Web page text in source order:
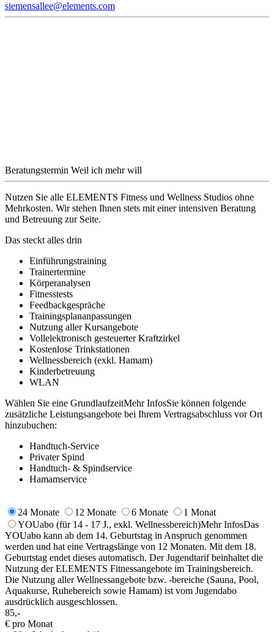
siemensallee@elements.com
Beratungstermin Weil ich mehr will
Nutzen Sie alle ELEMENTS Fitness und Wellness Studios ohne
Mehrkosten. Wir stehen Ihnen stets mit einer intensiven Beratung
und Betreuung zur Seite.
Das steckt alles drin
Einführungstraining
Trainertermine
Körperanalysen
Fitnesstests
Feedbackgespräche
Trainingsplananpassungen
Nutzung aller Kursangebote
Vollelektronisch gesteuerter Kraftzirkel
Kostenlose Trinkstationen
Wellnessbereich (exkl. Hamam)
Kinderbetreuung
WLAN
Wählen Sie eine GrundlaufzeitMehr InfosSie können folgende
zusätzliche Leistungsangebote bei Ihrem Vertragsabschluss vor Ort
hinzubuchen:
Handtuch-Service
Privater Spind
Handtuch- & Spindservice
Hamamservice
24 Monate 12 Monate 6 Monate
1 Monat
YOUabo (für 14 - 17 J., exkl. Wellnessbereich)Mehr InfosDas
YOUabo kann ab dem 14. Geburtstag in Anspruch genommen
werden und hat eine Vertragslänge von 12 Monaten. Mit dem 18.
Geburtstag endet dieses automatisch. Der Jugendtarif beinhaltet die
Nutzung der ELEMENTS Fitnessangebote im Trainingsbereich.
Die Nutzung aller Wellnessangebote bzw. -bereiche (Sauna, Pool,
Aquakurse, Ruhebereich sowie Hamam) ist vom Jugendabo
ausdrücklich ausgeschlossen.
85,-
€ pro Monat